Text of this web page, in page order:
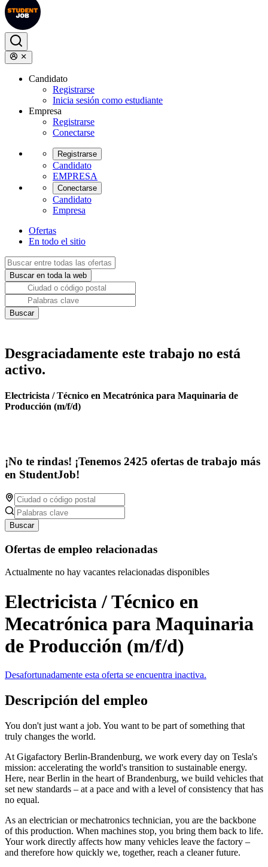
Candidato
Registrarse
Inicia sesión como estudiante
Empresa
Registrarse
Conectarse
Registrarse
Candidato
EMPRESA
Conectarse
Candidato
Empresa
Ofertas
En todo el sitio
Desgraciadamente este trabajo no está
activo.
Electricista / Técnico en Mecatrónica para Maquinaria de
Producción (m/f/d)
¡No te rindas! ¡Tenemos 2425 ofertas de trabajo más
en StudentJob!
Buscar
Ofertas de empleo relacionadas
Actualmente no hay vacantes relacionadas disponibles
Electricista / Técnico en
Mecatrónica para Maquinaria
de Producción (m/f/d)
Desafortunadamente esta oferta se encuentra inactiva.
Descripción del empleo
You don't just want a job. You want to be part of something that
truly changes the world.
At Gigafactory Berlin-Brandenburg, we work every day on Tesla's
mission: accelerating the world's transition to sustainable energy.
Here, near Berlin in the heart of Brandenburg, we build vehicles that
set new standards – at a pace and with a level of consistency that has
no equal.
As an electrician or mechatronics technician, you are the backbone
of this production. When machines stop, you bring them back to life.
Your work directly affects how many vehicles leave the factory –
and therefore how quickly we, together, reach a cleaner future.